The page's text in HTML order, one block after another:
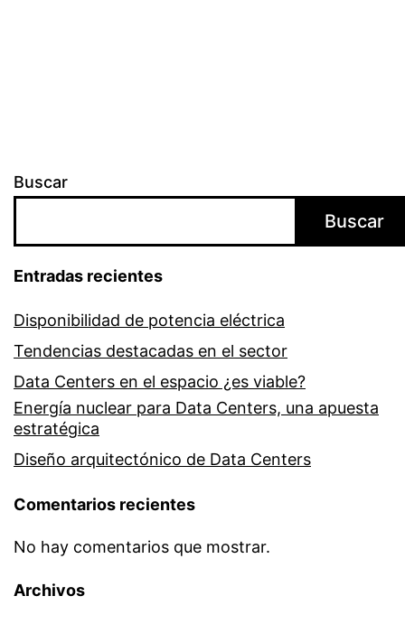
Buscar
Buscar
Entradas recientes
Disponibilidad de potencia eléctrica
Tendencias destacadas en el sector
Data Centers en el espacio ¿es viable?
Energía nuclear para Data Centers, una apuesta
estratégica
Diseño arquitectónico de Data Centers
Comentarios recientes
No hay comentarios que mostrar.
Archivos